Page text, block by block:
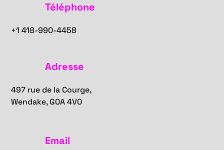
Téléphone
+1418-990-4458
Adresse
497 rue de la Courge,
Wendake, G0A 4V0
Email